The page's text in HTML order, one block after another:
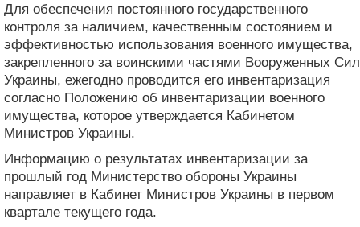
Для обеспечения постоянного государственного
контроля за наличием, качественным состоянием и
эффективностью использования военного имущества,
закрепленного за воинскими частями Вооруженных Сил
Украины, ежегодно проводится его инвентаризация
согласно Положению об инвентаризации военного
имущества, которое утверждается Кабинетом
Министров Украины.
Информацию о результатах инвентаризации за
прошлый год Министерство обороны Украины
направляет в Кабинет Министров Украины в первом
квартале текущего года.